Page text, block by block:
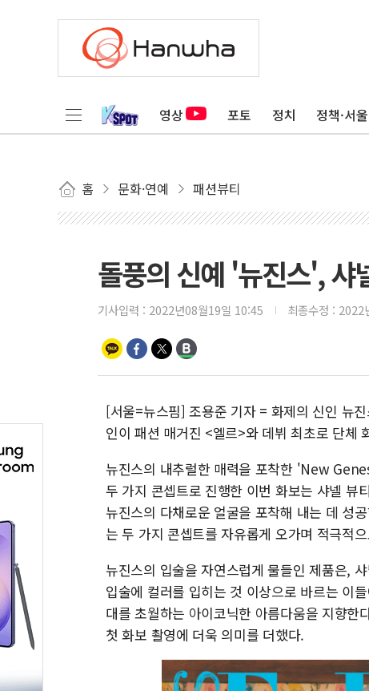
영상 포토 정치 정책·서울
홈 문화·연예 패션뷰티
돌풍의 신예 '뉴진스', 샤
기사입력 : 2022년08월19일 10:45 최종수정 : 2022
[서울=뉴스핌] 조용준 기자 = 화제의 신인 뉴
인이 패션 매거진 <엘르>와 데뷔 최초로 단체
뉴진스의 내추럴한 매력을 포착한 'New
두 가지 콘셉트로 진행한 이번 화보는 샤넬 뷰
뉴진스의 다채로운 얼굴을 포착해 내는 데 성
는 두 가지 콘셉트를 자유롭게 오가며 적극적
뉴진스의 입술을 자연스럽게 물들인 제품은,
입술에 컬러를 입히는 것 이상으로 바르는 이
대를 초월하는 아이코닉한 아름다움을 지향
첫 화보 촬영에 더욱 의미를 더했다.